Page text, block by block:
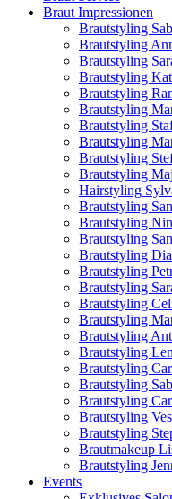
Braut Impressionen
Brautstyling
Brautstyling
Brautstyling
Brautstyling
Brautstyling
Brautstyling
Brautstyling
Brautstyling
Brautstyling
Brautstyling
Hairstyling
Brautstyling
Brautstyling
Brautstyling
Brautstyling
Brautstyling
Brautstyling
Brautstyling
Brautstyling
Brautstyling
Brautstyling
Brautstyling
Brautstyling
Brautstyling
Brautstyling
Brautstyling
Brautmakeup
Brautstyling
Events